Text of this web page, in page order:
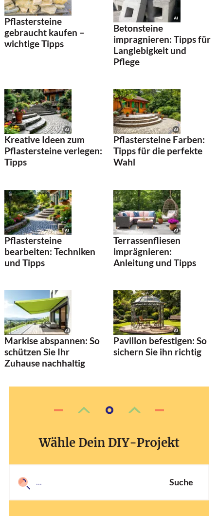
Pflastersteine
gebraucht kaufen –
wichtige Tipps
Betonsteine
impragnieren: Tipps für
Langlebigkeit und
Pflege
Kreative Ideen zum
Pflastersteine verlegen:
Tipps
Pflastersteine Farben:
Tipps für die perfekte
Wahl
Pflastersteine
bearbeiten: Techniken
und Tipps
Terrassenfliesen
imprägnieren:
Anleitung und Tipps
Markise abspannen: So
schützen Sie Ihr
Zuhause nachhaltig
Pavillon befestigen: So
sichern Sie ihn richtig
Wähle Dein DIY-Projekt
Suche